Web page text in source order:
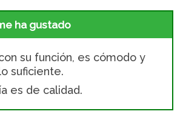
ha gustado
su función, es cómodo y
suficiente.
es de calidad.